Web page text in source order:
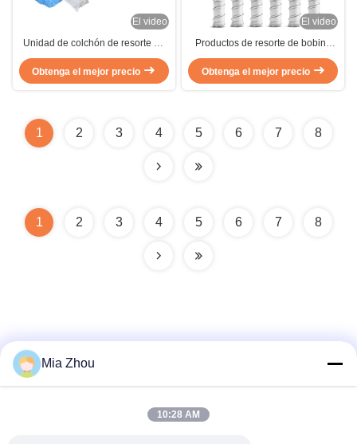
El video
Unidad de colchón de resorte de
bolsillo interior de OEM / ODM
Obtenga el mejor precio
El video
Productos de resorte de bobina
de bolsillo de sofá comprimido o
laminado para cojines de sofá
Obtenga el mejor precio
1 2 3 4 5 6 7 8
1 2 3 4 5 6 7 8
Mia Zhou
10:28 AM